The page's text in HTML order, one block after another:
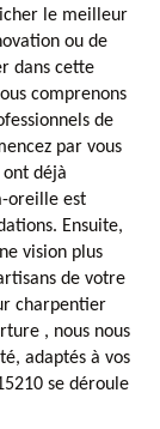
le meilleur
ou de
dans cette
comprenons
de
par vous
ont déjà
oreille est
Ensuite,
vision plus
de votre
charpentier
, nous nous
adaptés à vos
se déroule